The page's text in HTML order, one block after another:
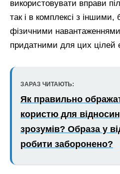
використовувати вправи
так і в комплексі з іншими,
фізичними
придатними для цих цілей
ЗАРАЗ ЧИТАЮТЬ:
Як правильно
користю для
зрозумів? Образа у
робити заборонено?